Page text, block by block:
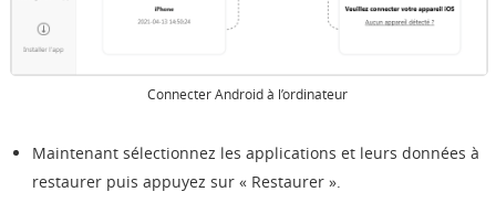
Connecter Android à l’ordinateur
Maintenant sélectionnez les applications et leurs données à
restaurer puis appuyez sur « Restaurer ».